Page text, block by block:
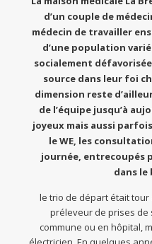
d’un couple de
médecin de travailler
d’une population
socialement
source dans leur foi
dimension reste
de l’équipe jusqu’à
joyeux mais aussi
le WE, les
journée, entrecoupés
dans
le trio de départ était
préleveur de prises de
commune ou en hôpital,